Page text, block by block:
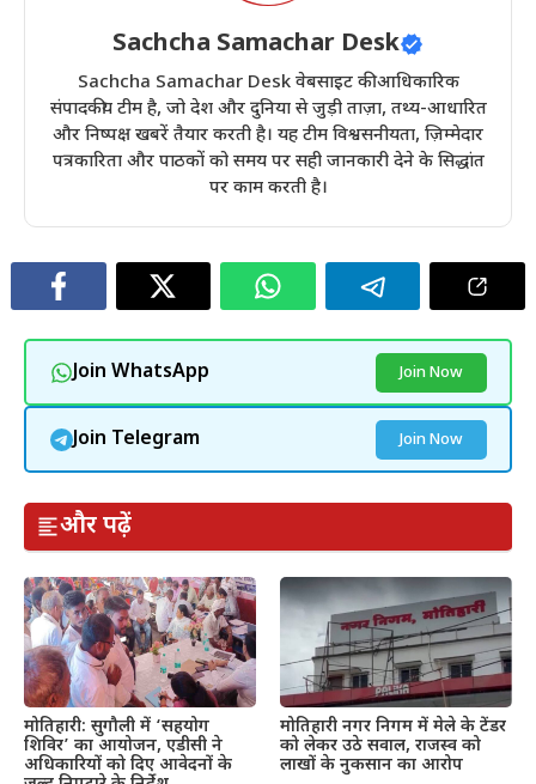
Sachcha Samachar Desk
Sachcha Samachar Desk वेबसाइट की आधिकारिक
संपादकीय टीम है, जो देश और दुनिया से जुड़ी ताज़ा, तथ्य-आधारित
और निष्पक्ष खबरें तैयार करती है। यह टीम विश्वसनीयता, ज़िम्मेदार
पत्रकारिता और पाठकों को समय पर सही जानकारी देने के सिद्धांत
पर काम करती है।
Join WhatsApp Join Now
Join Telegram Join Now
और पढ़ें
मोतिहारी: सुगौली में ‘सहयोग
शिविर’ का आयोजन, एडीसी ने
अधिकारियों को दिए आवेदनों के
मोतिहारी नगर निगम में मेले के टेंडर
को लेकर उठे सवाल, राजस्व को
लाखों के नुकसान का आरोप